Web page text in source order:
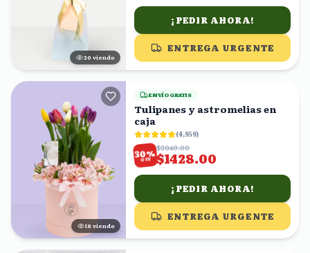
21 viendo
¡PEDIR AHORA!
ENTREGA URGENTE
18 viendo
ENVÍO GRATIS
Tulipanes y astromelias en
caja
(4,959)
30%
OFF
$2040.00
$1428.00
¡PEDIR AHORA!
ENTREGA URGENTE